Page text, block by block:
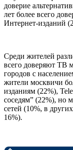
доверие
лет более всего
Интернет-изданий
Среди жителей
всего доверяют ТВ
городов с
жители москвичи
изданиям (22%),
соседям” (22%),
сетей (10%, в
16%).